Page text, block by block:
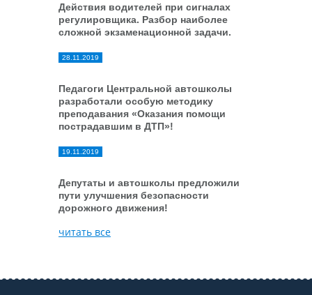
Действия водителей при сигналах
регулировщика. Разбор наиболее
сложной экзаменационной задачи.
28.11.2019
Педагоги Центральной автошколы
разработали особую методику
преподавания «Оказания помощи
пострадавшим в ДТП»!
19.11.2019
Депутаты и автошколы предложили
пути улучшения безопасности
дорожного движения!
читать все